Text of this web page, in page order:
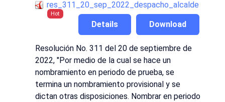
res_311_20_sep_2022_despacho_alcalde
Hot
Download
Details
Resolución No. 311 del 20 de septiembre de
2022, "Por medio de la cual se hace un
nombramiento en periodo de prueba, se
termina un nombramiento provisional y se
dictan otras disposiciones. Nombrar en periodo